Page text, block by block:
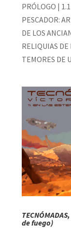
PRÓLOGO |
PESCADOR:
DE LOS
RELIQUIAS DE
TEMORES DE
de fuego)